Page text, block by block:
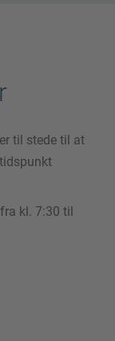
til stede til at
kl. 7:30 til